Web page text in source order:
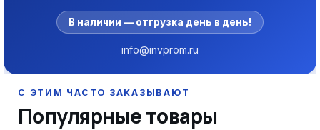
В наличии — отгрузка день в день!
info@invprom.ru
Популярные товары